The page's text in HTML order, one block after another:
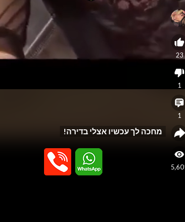
מחכה לך עכשיו אצלי בדירה!
23
1
1